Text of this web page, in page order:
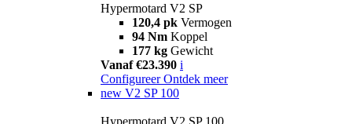
Hypermotard V2 SP
120,4 pk Vermogen
94 Nm Koppel
177 kg Gewicht
Vanaf €23.390 i
Configureer Ontdek meer
new V2 SP 100
Hypermotard V2 SP 100